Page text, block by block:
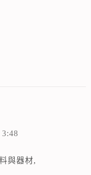
與器材,